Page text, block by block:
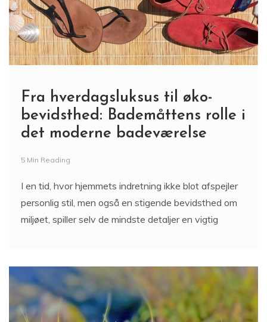
Fra hverdagsluksus til øko-
bevidsthed: Bademåttens rolle i
det moderne badeværelse
5 Min Reading
I en tid, hvor hjemmets indretning ikke blot afspejler
personlig stil, men også en stigende bevidsthed om
miljøet, spiller selv de mindste detaljer en vigtig